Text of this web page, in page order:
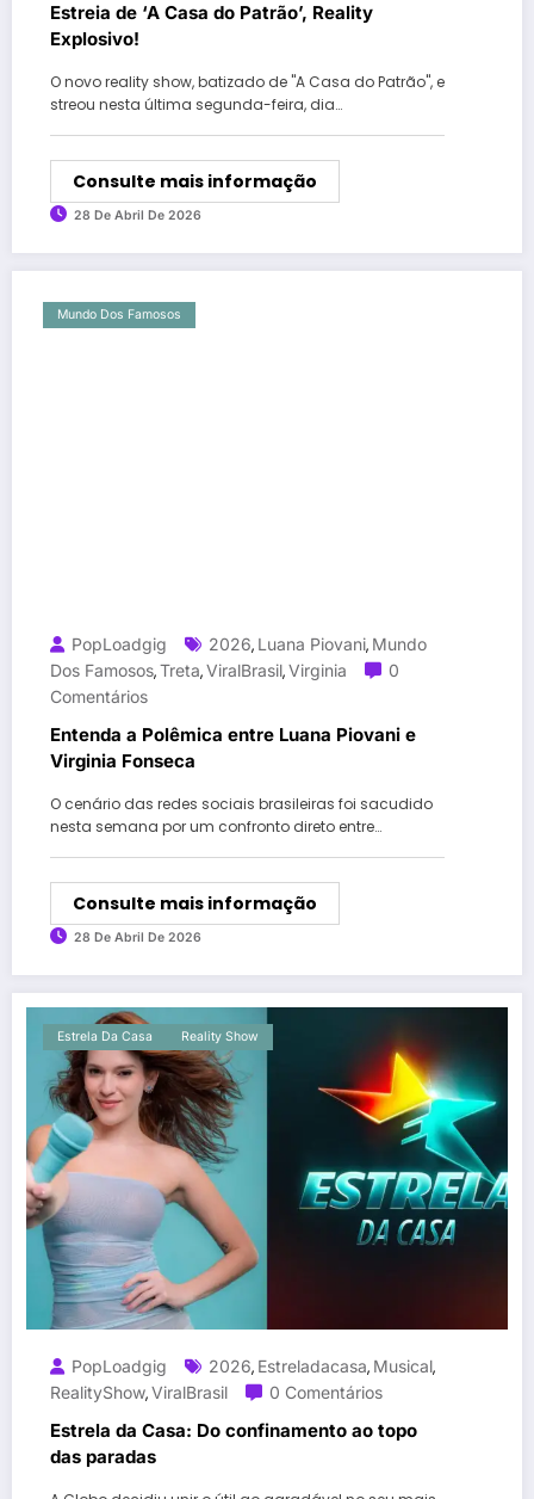
Estreia de ‘A Casa do Patrão’, Reality
Explosivo!
O novo reality show, batizado de "A Casa do Patrão", e
streou nesta última segunda-feira, dia…
Consulte mais informação
28 De Abril De 2026
Mundo Dos Famosos
PopLoadgig 2026, Luana Piovani, Mundo
Dos Famosos,Treta,ViralBrasil,Virginia
0
Comentários
Entenda a Polêmica entre Luana Piovani e
Virginia Fonseca
O cenário das redes sociais brasileiras foi sacudido
nesta semana por um confronto direto entre…
Consulte mais informação
28 De Abril De 2026
Estrela Da Casa Reality Show
PopLoadgig 2026, Estreladacasa, Musical,
RealityShow,ViralBrasil 0 Comentários
Estrela da Casa: Do confinamento ao topo
das paradas